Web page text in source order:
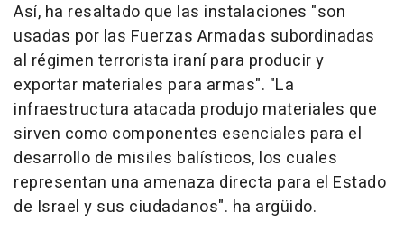
Así, ha resaltado que las instalaciones "son
usadas por las Fuerzas Armadas subordinadas
al régimen terrorista iraní para producir y
exportar materiales para armas". "La
infraestructura atacada produjo materiales que
sirven como componentes esenciales para el
desarrollo de misiles balísticos, los cuales
representan una amenaza directa para el Estado
de Israel y sus ciudadanos". ha argüido.